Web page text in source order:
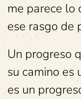
me parece lo
ese rasgo de
Un progreso
su camino es
es un